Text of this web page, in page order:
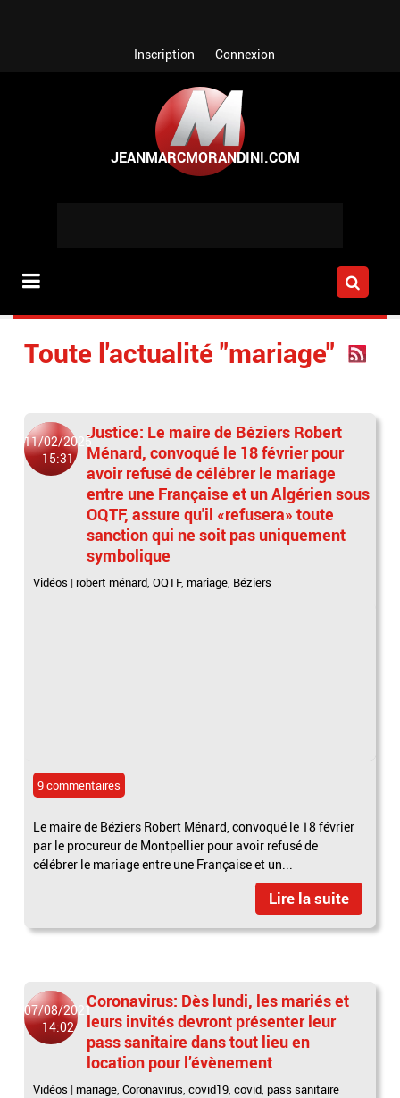
Inscription Connexion
Toute l'actualité "mariage"
11/02/2025
15:31
Justice: Le maire de Béziers Robert
Ménard, convoqué le 18 février pour
avoir refusé de célébrer le mariage
entre une Française et un Algérien sous
OQTF, assure qu'il «refusera» toute
sanction qui ne soit pas uniquement
symbolique
Vidéos | robert ménard,OQTF, mariage, Béziers
9 commentaires
Le maire de Béziers Robert Ménard, convoqué le 18 février
par le procureur de Montpellier pour avoir refusé de
célébrer le mariage entre une Française et un...
Lire la suite
07/08/2021
14:02
Coronavirus: Dès lundi, les mariés et
leurs invités devront présenter leur
pass sanitaire dans tout lieu en
location pour l’évènement
Vidéos | mariage,Coronavirus,covid19,covid, pass sanitaire